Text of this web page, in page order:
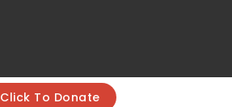
Click To Donate